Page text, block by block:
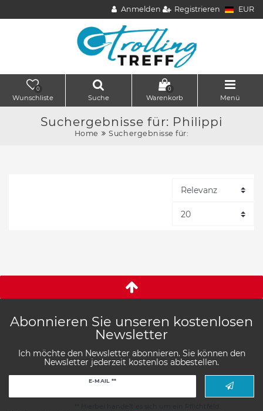
Anmelden Registrieren EUR
0
Wunschliste Suche
0
Warenkorb Menü
Suchergebnisse für: Philippi
Home Suchergebnisse für:
Abonnieren Sie unseren kostenlosen
Newsletter
Ich möchte den Newsletter abonnieren. Sie können den
Newsletter jederzeit kostenlos abbestellen.
E-MAIL **